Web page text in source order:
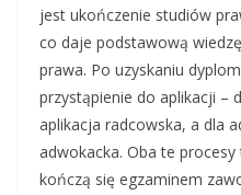
jest ukończenie studiów
co daje podstawową
prawa. Po uzyskaniu
przystąpienie do aplikacji –
aplikacja radcowska, a dla
adwokacka. Oba te
kończą się egzaminem